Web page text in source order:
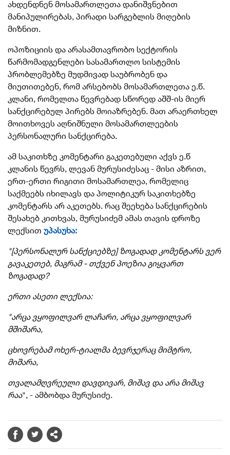
ახდენდნენ მოსამართლეთა დანიშვნებით
მანიპულირებას, პირადი სარგებლის მიღების
მიზნით.
ოპოზიციის და არასამთავრობო სექტორის
წარმომადგენლები სასამართლო სისტემის
პრობლემებზე მუდმივად საუბრობენ და
მიუთითებენ, რომ არსებობს მოსამართლეთა ე.წ.
კლანი, რომელთა წევრებად სწორედ აშშ-ის მიერ
სანქცირებულ პირებს მოიაზრებენ. მათ არაერთხელ
მოითხოვეს აღნიშნული მოსამართლეების
პერსონალური სანქცირება.
ამ საკითხზე კომენტარი გაკეთებული აქვს ე.წ
კლანის წევრს, ლევან მურუსიძესაც - მისი აზრით,
ერთ-ერთი რიგითი მოსამართლეა, რომელიც
საქმეებს იხილავს და პოლიტიკურ საკითხებზე
კომენტარს არ აკეთებს. რაც შეეხება სანქცირების
შესახებ კითხვას, მურუსიძემ ამას თავის დროზე
ლექსით უპასუხა:
"[პერსონალურ სანქციებზე] ზოგადად კომენტარს ვერ
გავაკეთებ, მაგრამ - თქვენ პოეზია გიყვართ
ზოგადად?
ერთი ასეთი ლექსია:
"არცა ვყოფილვარ ლაჩარი, არცა ვყოფილვარ
მშიშარა,
ცხოვრებამოხერ-ტიალმაბევრჯერაც მიმტრო,
მიშარა,
თვალამღვრეული დავდივარ, მიშავ და არა მიშავ
რაა", - ამბობდა მურუსიძე.